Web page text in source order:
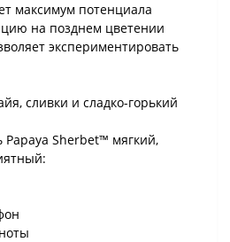
максимум потенциала
на позднем цветении
экспериментировать
сливки и сладко-горький
Sherbet™ мягкий,